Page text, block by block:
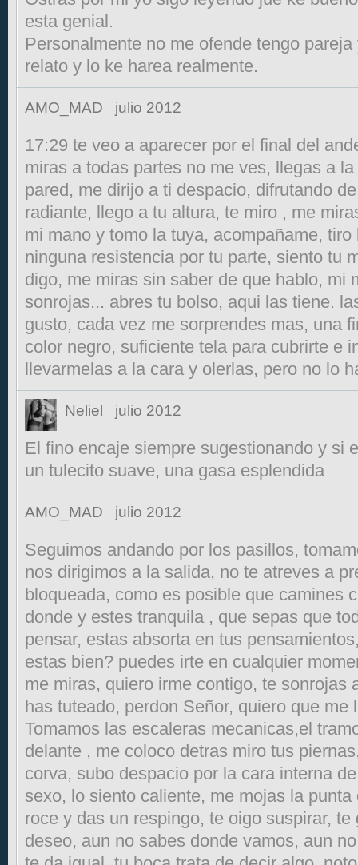
esta genial.
Personalmente no me ofende tengo
relato y lo ke harea realmente.
AMO_MAD julio 2012
17:29 te veo a aparecer por el final del
miras a todas partes no me ves, llegas a
pared, me dirijo a ti despacio, difrutando
radiante, llego a tu altura, te miro , me
mi mano y tomo la tuya, acompañame,
ninguna resistencia por tu parte, siento tu
digo, me miras sin saber de que hablo, mi
sonrojas... abres tu bolso, aqui las tiene.
gusto, cada vez me sorprendes mas, una
color negro, suficiente tela para cubrirte e
llevarmelas a la cara y olerlas, pero no lo
Neliel julio 2012
El fino encaje siempre sugestionando y si
un tulecito suave, una gasa esplendida
AMO_MAD julio 2012
Seguimos andando por los pasillos,
nos dirigimos a la salida, no te atreves a
bloqueada, como es posible que camines
donde y estes tranquila , que sepas que
pensar, estas absorta en tus
estas bien? puedes irte en cualquier
me miras, quiero irme contigo, te sonrojas
has tuteado, perdon Señor, quiero que me
Tomamos las escaleras mecanicas,el
delante , me coloco detras miro tus
corva, subo despacio por la cara interna
sexo, lo siento caliente, me mojas la
roce y das un respingo, te oigo suspirar,
deseo, aun no sabes donde vamos, aun